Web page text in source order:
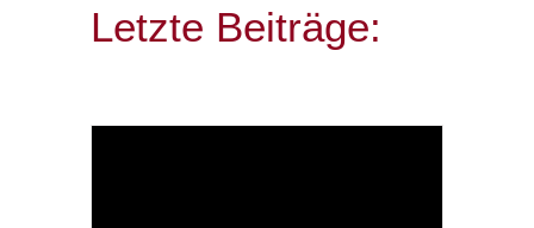
Letzte Beiträge: